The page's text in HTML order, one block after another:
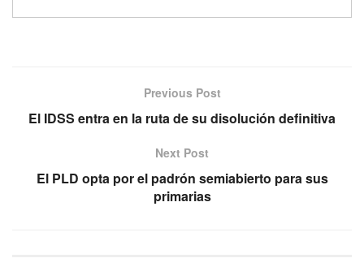
Previous Post
El IDSS entra en la ruta de su disolución definitiva
Next Post
El PLD opta por el padrón semiabierto para sus
primarias